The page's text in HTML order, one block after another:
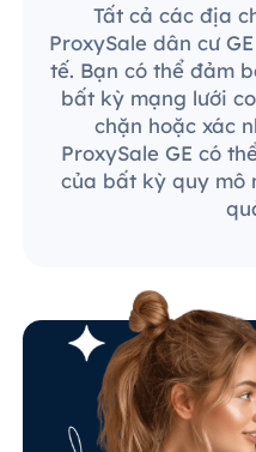
Tất cả các địa
ProxySale dân cư
tế. Bạn có thể đảm
bất kỳ mạng lưới
chặn hoặc xác
ProxySale GE có
của bất kỳ quy mô